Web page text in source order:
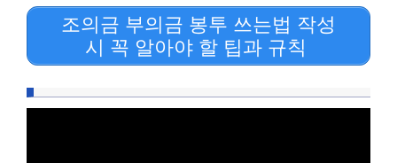
조의금 부의금 봉투 쓰는법 작성
시 꼭 알아야 할 팁과 규칙